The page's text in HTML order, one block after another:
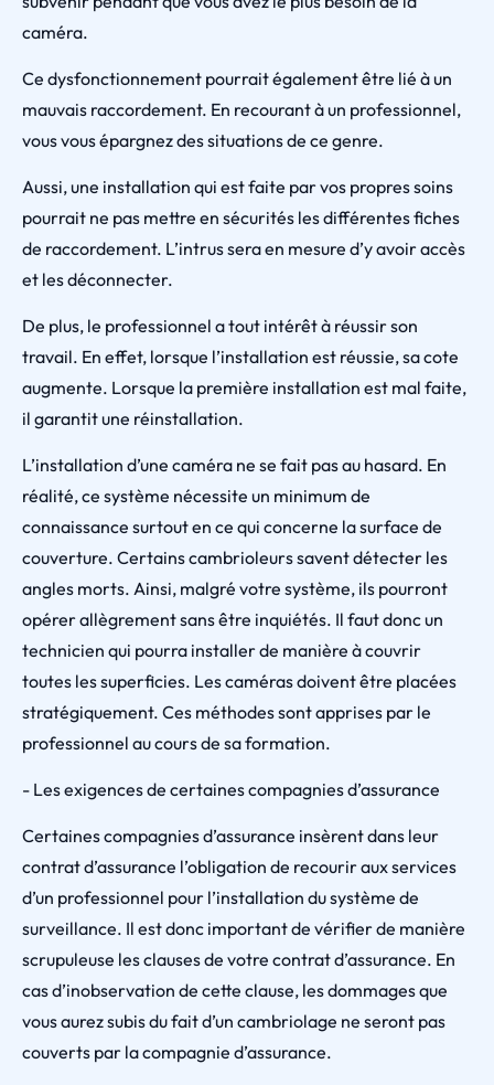
caméra.
Ce dysfonctionnement pourrait également être lié à un
mauvais raccordement. En recourant à un professionnel,
vous vous épargnez des situations de ce genre.
Aussi, une installation qui est faite par vos propres soins
pourrait ne pas mettre en sécurités les différentes fiches
de raccordement. L’intrus sera en mesure d’y avoir accès
et les déconnecter.
De plus, le professionnel a tout intérêt à réussir son
travail. En effet, lorsque l’installation est réussie, sa cote
augmente. Lorsque la première installation est mal faite,
il garantit une réinstallation.
L’installation d’une caméra ne se fait pas au hasard. En
réalité, ce système nécessite un minimum de
connaissance surtout en ce qui concerne la surface de
couverture. Certains cambrioleurs savent détecter les
angles morts. Ainsi, malgré votre système, ils pourront
opérer allègrement sans être inquiétés. Il faut donc un
technicien qui pourra installer de manière à couvrir
toutes les superficies. Les caméras doivent être placées
stratégiquement. Ces méthodes sont apprises par le
professionnel au cours de sa formation.
- Les exigences de certaines compagnies d’assurance
Certaines compagnies d’assurance insèrent dans leur
contrat d’assurance l’obligation de recourir aux services
d’un professionnel pour l’installation du système de
surveillance. Il est donc important de vérifier de manière
scrupuleuse les clauses de votre contrat d’assurance. En
cas d’inobservation de cette clause, les dommages que
vous aurez subis du fait d’un cambriolage ne seront pas
couverts par la compagnie d’assurance.